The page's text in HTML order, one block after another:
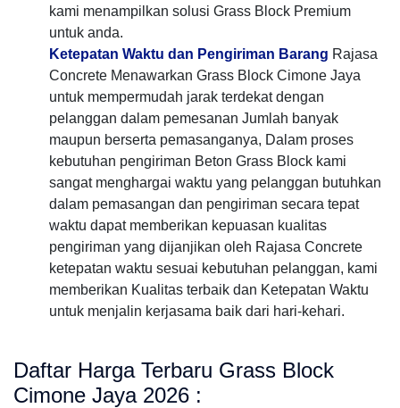
kami menampilkan solusi Grass Block Premium
untuk anda.
Ketepatan Waktu dan Pengiriman Barang Rajasa
Concrete Menawarkan Grass Block Cimone Jaya
untuk mempermudah jarak terdekat dengan
pelanggan dalam pemesanan Jumlah banyak
maupun berserta pemasanganya, Dalam proses
kebutuhan pengiriman Beton Grass Block kami
sangat menghargai waktu yang pelanggan butuhkan
dalam pemasangan dan pengiriman secara tepat
waktu dapat memberikan kepuasan kualitas
pengiriman yang dijanjikan oleh Rajasa Concrete
ketepatan waktu sesuai kebutuhan pelanggan, kami
memberikan Kualitas terbaik dan Ketepatan Waktu
untuk menjalin kerjasama baik dari hari-kehari.
Daftar Harga Terbaru Grass Block
Cimone Jaya 2026 :